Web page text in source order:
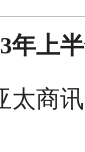
年上
太商